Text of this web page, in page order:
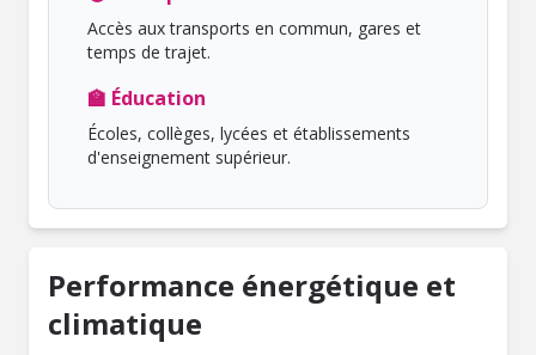
Accès aux transports en commun, gares et
temps de trajet.
🏫 Éducation
Écoles, collèges, lycées et établissements
d'enseignement supérieur.
Performance énergétique et
climatique